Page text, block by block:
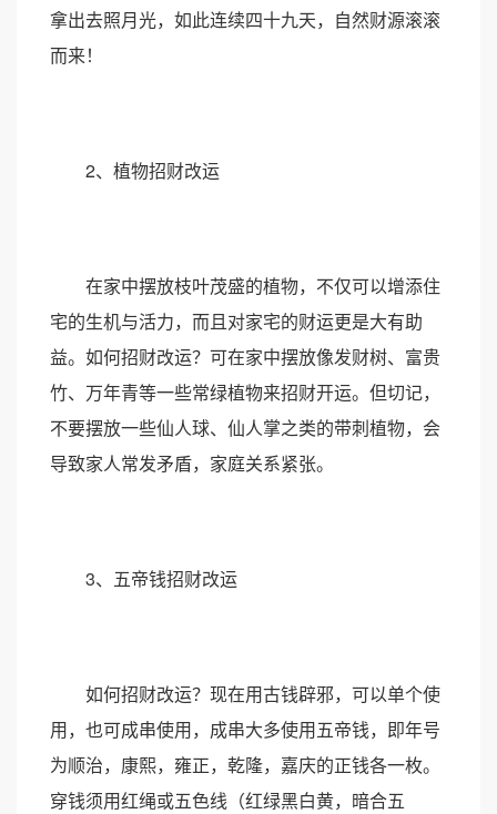
拿出去照月光，如此连续四十九天，自然财源滚滚
而来！
2、植物招财改运
在家中摆放枝叶茂盛的植物，不仅可以增添住
宅的生机与活力，而且对家宅的财运更是大有助
益。如何招财改运？可在家中摆放像发财树、富贵
竹、万年青等一些常绿植物来招财开运。但切记，
不要摆放一些仙人球、仙人掌之类的带刺植物，会
导致家人常发矛盾，家庭关系紧张。
3、五帝钱招财改运
如何招财改运？现在用古钱辟邪，可以单个使
用，也可成串使用，成串大多使用五帝钱，即年号
为顺治，康熙，雍正，乾隆，嘉庆的正钱各一枚。
穿钱须用红绳或五色线（红绿黑白黄，暗合五